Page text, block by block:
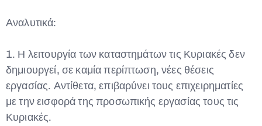
Αναλυτικά:
1. Η λειτουργία των καταστημάτων τις Κυριακές δεν
δημιουργεί, σε καμία περίπτωση, νέες θέσεις
εργασίας. Αντίθετα, επιβαρύνει τους επιχειρηματίες
με την εισφορά της προσωπικής εργασίας τους τις
Κυριακές.